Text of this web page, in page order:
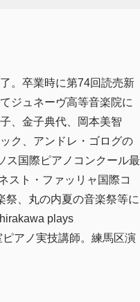
。卒業時に第74回読売新
ジュネーヴ高等音楽院に
、金子典代、岡本美智
ク、アンドレ・ゴログの
ス国際ピアノコンクール最
スト・ファッリャ国際コ
祭、丸の内夏の音楽祭等に
plays
アノ実技講師。練馬区演